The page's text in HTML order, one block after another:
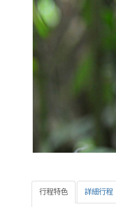
行程特色 詳細行程